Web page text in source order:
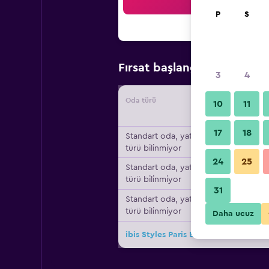
Fırsat başlangıç fiyatı
Oda türü Tedarikçi
Standart oda, yatak
türü bilinmiyor
Standart oda, yatak
türü bilinmiyor
Standart oda, yatak
türü bilinmiyor
ibis Styles Paris Boulogne Marcel
P S
3 4
10 11
17 18
24 25
31
Daha ucuz